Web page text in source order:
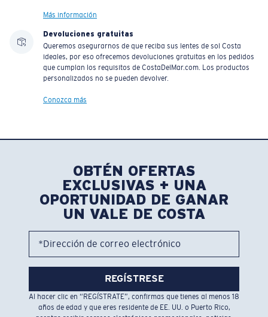
Más información
Devoluciones gratuitas
Queremos asegurarnos de que reciba sus lentes de sol Costa
ideales, por eso ofrecemos devoluciones gratuitas en los pedidos
que cumplan los requisitos de CostaDelMar.com. Los productos
personalizados no se pueden devolver.
Conozca más
OBTÉN OFERTAS
EXCLUSIVAS + UNA
OPORTUNIDAD DE GANAR
UN VALE DE COSTA
*Dirección de correo electrónico
REGÍSTRESE
Al hacer clic en “REGÍSTRATE”, confirmas que tienes al menos 18
años de edad y que eres residente de EE. UU. o Puerto Rico,